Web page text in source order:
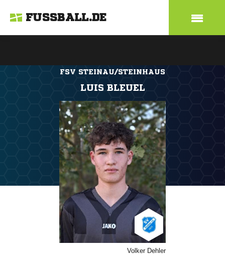
FUSSBALL.DE
FSV STEINAU/STEINHAUS
LUIS BLEUEL
Volker Dehler